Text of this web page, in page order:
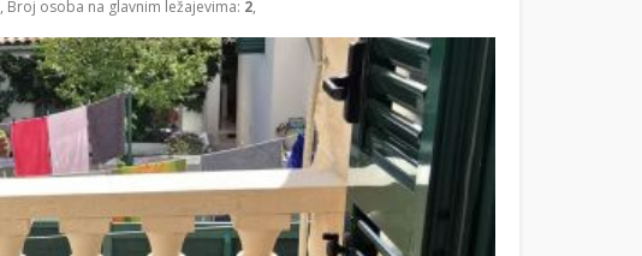
, Broj osoba na glavnim ležajevima: 2,